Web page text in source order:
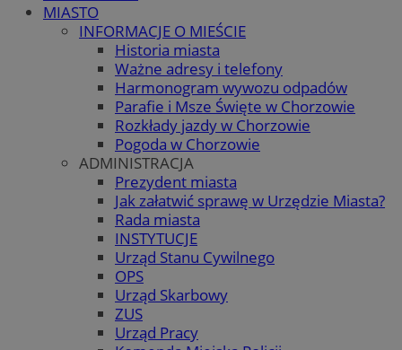
MIASTO
INFORMACJE O MIEŚCIE
Historia miasta
Ważne adresy i telefony
Harmonogram wywozu odpadów
Parafie i Msze Święte w Chorzowie
Rozkłady jazdy w Chorzowie
Pogoda w Chorzowie
ADMINISTRACJA
Prezydent miasta
Jak załatwić sprawę w Urzędzie Miasta?
Rada miasta
INSTYTUCJE
Urząd Stanu Cywilnego
OPS
Urząd Skarbowy
ZUS
Urząd Pracy